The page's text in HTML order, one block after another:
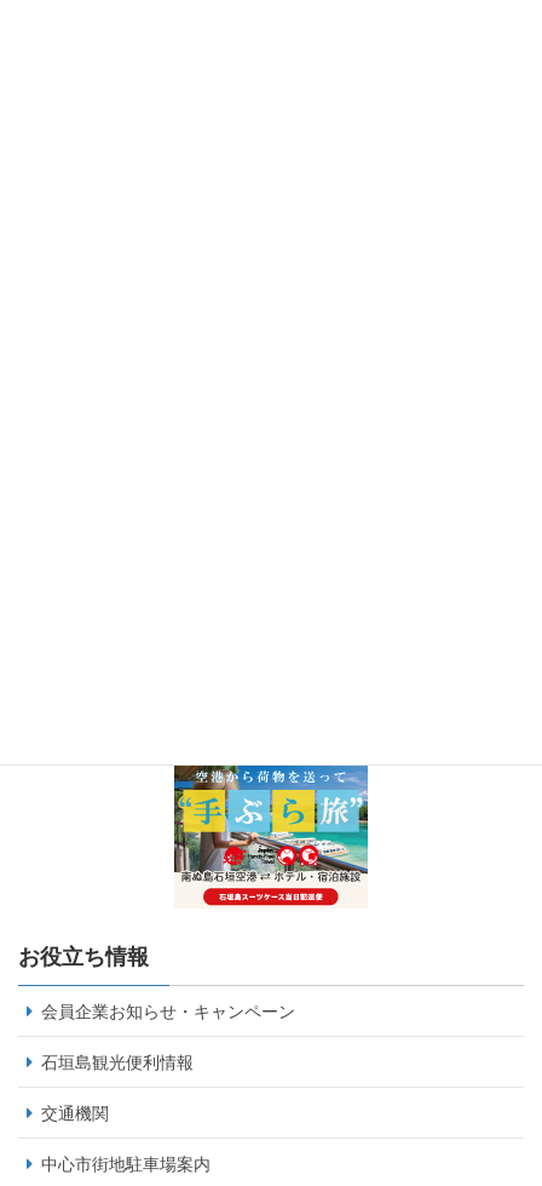
お役立ち情報
会員企業お知らせ・キャンペーン
石垣島観光便利情報
交通機関
中心市街地駐車場案内